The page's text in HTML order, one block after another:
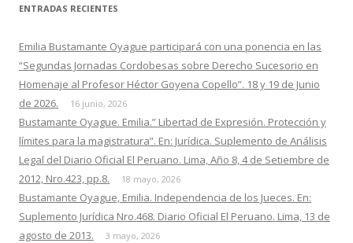
ENTRADAS RECIENTES
Emilia Bustamante Oyague participará con una ponencia en las
“Segundas Jornadas Cordobesas sobre Derecho Sucesorio en
Homenaje al Profesor Héctor Goyena Copello”. 18 y 19 de Junio
de 2026.
16 junio, 2026
Bustamante Oyague. Emilia.” Libertad de Expresión. Protección y
límites para la magistratura”. En: Jurídica. Suplemento de Análisis
Legal del Diario Oficial El Peruano. Lima, Año 8, 4 de Setiembre de
2012, Nro.423, pp.8.
18 mayo, 2026
Bustamante Oyague, Emilia. Independencia de los Jueces. En:
Suplemento Jurídica Nro.468. Diario Oficial El Peruano. Lima, 13 de
agosto de 2013.
3 mayo, 2026